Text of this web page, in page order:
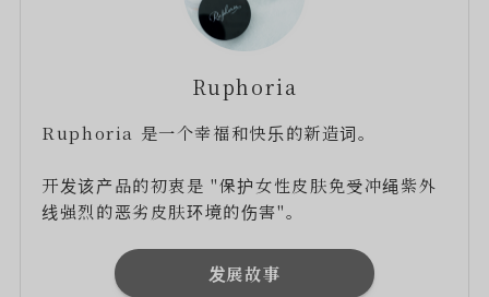
Ruphoria
Ruphoria 是一个幸福和快乐的新造词。
开发该产品的初衷是 "保护女性皮肤免受冲绳紫外
线强烈的恶劣皮肤环境的伤害"。
发展故事